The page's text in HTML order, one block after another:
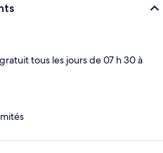
tous les jours de 07 h 30 à